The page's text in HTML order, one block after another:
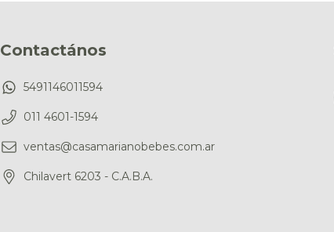
Contactános
5491146011594
011 4601-1594
ventas@casamarianobebes.com.ar
Chilavert 6203 - C.A.B.A.